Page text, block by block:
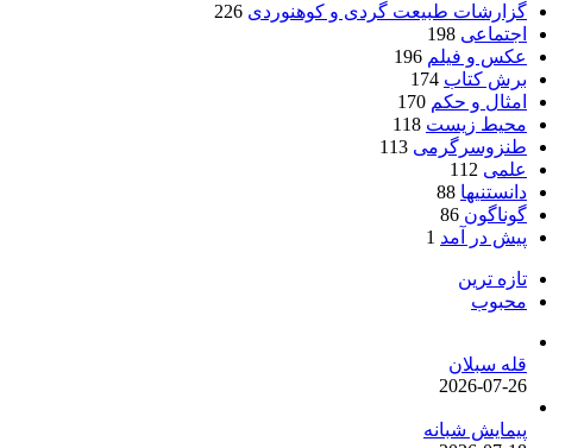
گزارشات طبیعت گردی و کوهنوردی 226
اجتماعی 198
عکس و فیلم 196
برش کتاب 174
امثال و حکم 170
محیط زیست 118
طنزوسرگرمی 113
علمی 112
دانستنیها 88
گوناگون 86
پیش در آمد 1
تازه ترین
محبوب
قله سبلان
2026-07-26
پیمایش شبانه